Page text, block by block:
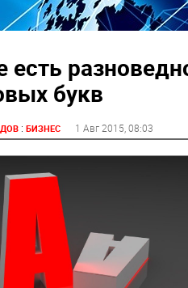
есть
букв
: БИЗНЕС 1 Авг 2015 , 08:03